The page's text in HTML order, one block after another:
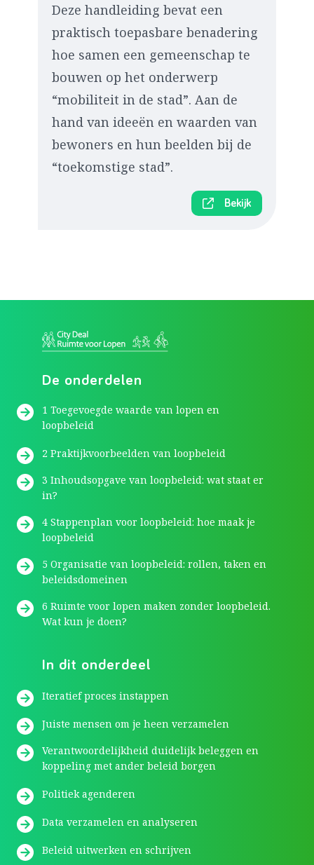
Deze handleiding bevat een
praktisch toepasbare benadering
hoe samen een gemeenschap te
bouwen op het onderwerp
“mobiliteit in de stad”. Aan de
hand van ideeën en waarden van
bewoners en hun beelden bij de
“toekomstige stad”.
Bekijk
De onderdelen
1 Toegevoegde waarde van lopen en
loopbeleid
2 Praktijkvoorbeelden van loopbeleid
3 Inhoudsopgave van loopbeleid: wat staat er
in?
4 Stappenplan voor loopbeleid: hoe maak je
loopbeleid
5 Organisatie van loopbeleid: rollen, taken en
beleidsdomeinen
6 Ruimte voor lopen maken zonder loopbeleid.
Wat kun je doen?
In dit onderdeel
Iteratief proces instappen
Juiste mensen om je heen verzamelen
Verantwoordelijkheid duidelijk beleggen en
koppeling met ander beleid borgen
Politiek agenderen
Data verzamelen en analyseren
Beleid uitwerken en schrijven